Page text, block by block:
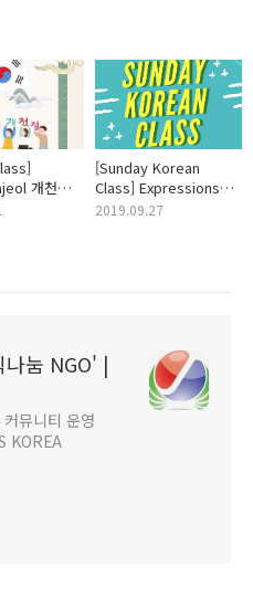
개천절
[Sunday Korean
Class] Expressions
You Can Use in
2019.09.27
눔 NGO' |
뮤니티 운영
KOREA